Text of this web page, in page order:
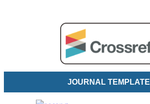
JOURNAL TEMPLATE